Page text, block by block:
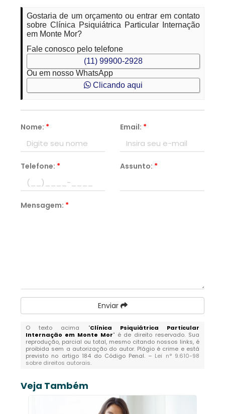
Gostaria de um orçamento ou entrar em contato
sobre Clínica Psiquiátrica Particular Internação
em Monte Mor?
Fale conosco pelo telefone
(11) 99900-2928
Ou em nosso WhatsApp
Clicando aqui
Nome: * Email: *
Telefone: * Assunto: *
Mensagem: *
Enviar
O texto acima "Clínica Psiquiátrica Particular
Internação em Monte Mor" é de direito reservado. Sua
reprodução, parcial ou total, mesmo citando nossos links, é
proibida sem a autorização do autor. Plágio é crime e está
previsto no artigo 184 do Código Penal. – Lei n° 9.610-98
sobre direitos autorais.
Veja Também